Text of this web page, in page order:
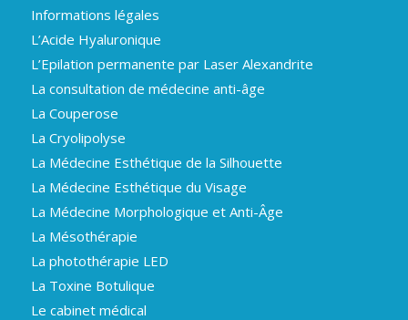
Informations légales
L’Acide Hyaluronique
L’Epilation permanente par Laser Alexandrite
La consultation de médecine anti-âge
La Couperose
La Cryolipolyse
La Médecine Esthétique de la Silhouette
La Médecine Esthétique du Visage
La Médecine Morphologique et Anti-Âge
La Mésothérapie
La photothérapie LED
La Toxine Botulique
Le cabinet médical